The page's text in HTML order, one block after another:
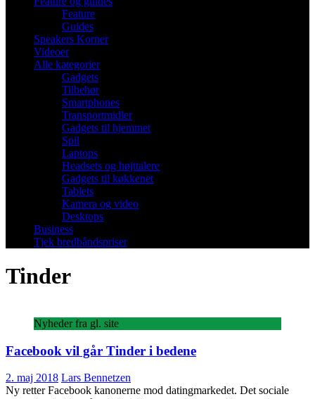
Feature
Guides
Speakers Korner
Videoer
Alle kategorier
Gadgets
Tilbehør
Smartphones
Transportmidler
Gadgets til hjemmet
Spil
Laptops
Headsets og højttalere
Gadgets til køkkenet
Tablets
Kamera og video
Desktops
Business
Tjek bredbåndspriser
Tinder
Nyheder fra gl. site
Facebook vil går Tinder i bedene
2. maj 2018 Lars Bennetzen
Ny retter Facebook kanonerne mod datingmarkedet. Det sociale